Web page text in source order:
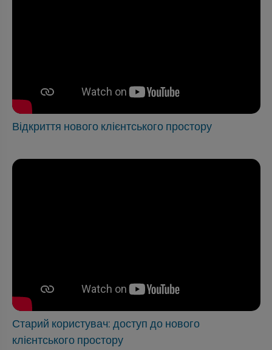
Відкриття нового клієнтського простору
Старий користувач: доступ до нового
клієнтського простору